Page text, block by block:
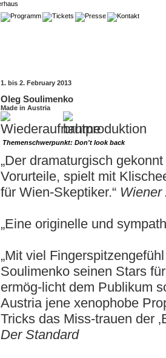
1. bis 2. February 2013
Oleg Soulimenko
Made in Austria
Themenschwerpunkt: Don't look back
„Der dramaturgisch
Vorurteile, spielt mit
für Wien-Skeptiker.“ Wiener
„Eine originelle und
„Mit viel
Soulimenko seinen Stars
ermög-licht dem Publikum
Austria jene xenophobe
Tricks das Miss-trauen der
Der Standard